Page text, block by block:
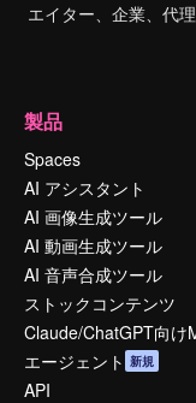
エイター、企業、代
製品
Spaces
AI アシスタント
AI 画像生成ツール
AI 動画生成ツール
AI 音声合成ツール
ストックコンテンツ
Claude/ChatGPT向け
エージェント 新規
API